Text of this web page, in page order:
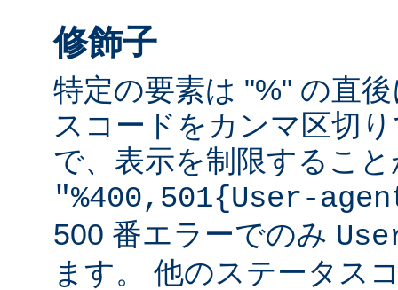
修飾子
特定の要素は "%" の直
スコードをカンマ区切
で、表示を制限するこ
"%400,501{User-
500 番エラーでのみ
ます。 他のステータス